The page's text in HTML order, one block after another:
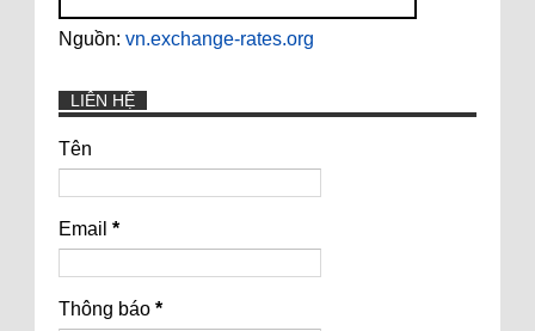
Nguồn: vn.exchange-rates.org
LIÊN HỆ
Tên
Email *
Thông báo *